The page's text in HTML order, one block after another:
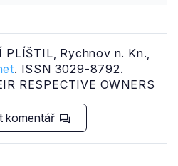
Rychnov n. Kn.,
. ISSN 3029-8792.
RESPECTIVE OWNERS
komentář